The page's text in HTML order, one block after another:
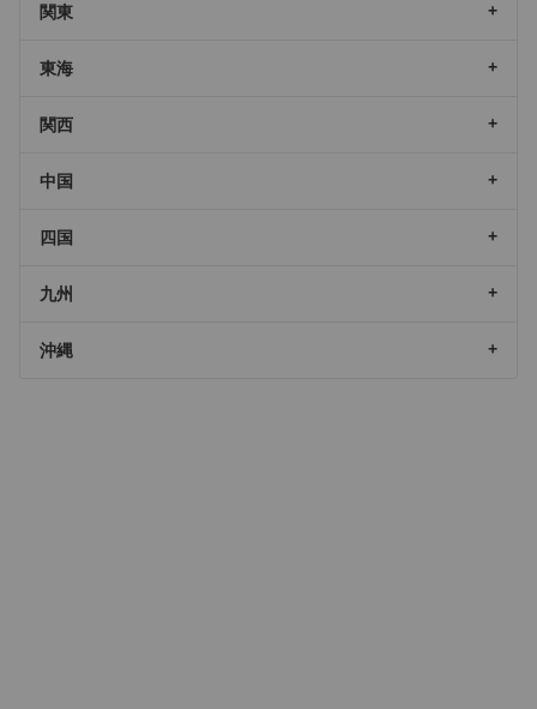
関東
東海
関西
中国
四国
九州
沖縄